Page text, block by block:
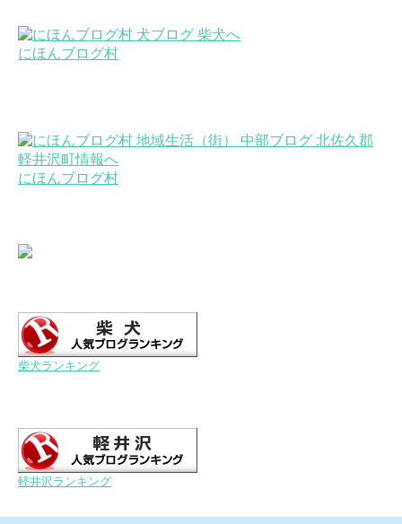
にほんブログ村
にほんブログ村
柴犬ランキング
軽井沢ランキング